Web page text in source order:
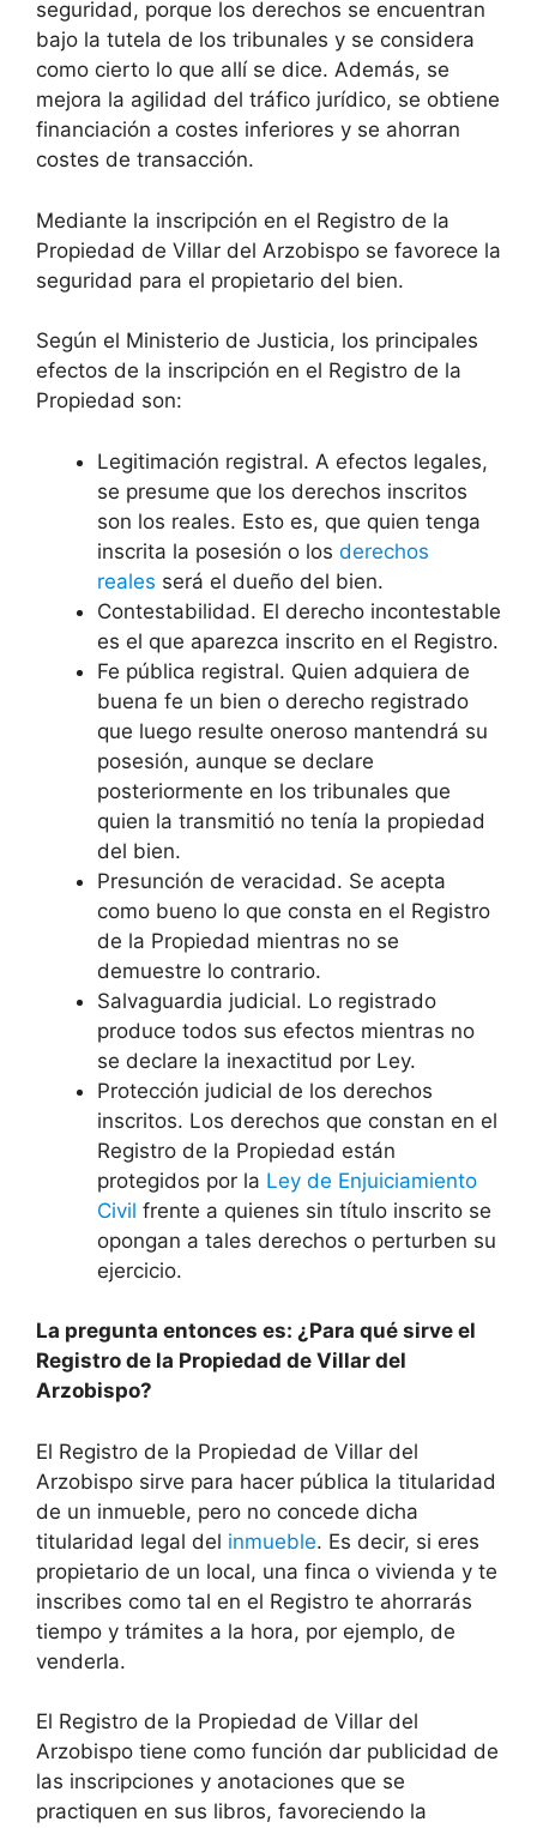
seguridad, porque los derechos se encuentran
bajo la tutela de los tribunales y se considera
como cierto lo que allí se dice. Además, se
mejora la agilidad del tráfico jurídico, se obtiene
financiación a costes inferiores y se ahorran
costes de transacción.
Mediante la inscripción en el Registro de la
Propiedad de Villar del Arzobispo se favorece la
seguridad para el propietario del bien.
Según el Ministerio de Justicia, los principales
efectos de la inscripción en el Registro de la
Propiedad son:
Legitimación registral. A efectos legales,
se presume que los derechos inscritos
son los reales. Esto es, que quien tenga
inscrita la posesión o los derechos
reales será el dueño del bien.
Contestabilidad. El derecho incontestable
es el que aparezca inscrito en el Registro.
Fe pública registral. Quien adquiera de
buena fe un bien o derecho registrado
que luego resulte oneroso mantendrá su
posesión, aunque se declare
posteriormente en los tribunales que
quien la transmitió no tenía la propiedad
del bien.
Presunción de veracidad. Se acepta
como bueno lo que consta en el Registro
de la Propiedad mientras no se
demuestre lo contrario.
Salvaguardia judicial. Lo registrado
produce todos sus efectos mientras no
se declare la inexactitud por Ley.
Protección judicial de los derechos
inscritos. Los derechos que constan en el
Registro de la Propiedad están
protegidos por la Ley de Enjuiciamiento
Civil frente a quienes sin título inscrito se
opongan a tales derechos o perturben su
ejercicio.
La pregunta entonces es: ¿Para qué sirve el
Registro de la Propiedad de Villar del
Arzobispo?
El Registro de la Propiedad de Villar del
Arzobispo sirve para hacer pública la titularidad
de un inmueble, pero no concede dicha
titularidad legal del inmueble. Es decir, si eres
propietario de un local, una finca o vivienda y te
inscribes como tal en el Registro te ahorrarás
tiempo y trámites a la hora, por ejemplo, de
venderla.
El Registro de la Propiedad de Villar del
Arzobispo tiene como función dar publicidad de
las inscripciones y anotaciones que se
practiquen en sus libros, favoreciendo la